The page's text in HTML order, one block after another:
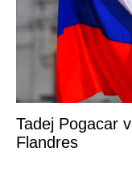
Tadej Pogacar
Flandres